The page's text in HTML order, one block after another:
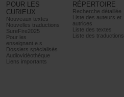
POURLES
CURIEUX
Nouveauxtextes
Nouvellestraductions
SureFire2025
Pourles
enseignant.e.s
Dossiersspécialisés
Audiovidéothèque
Liensimportants
RÉPERTOIRE
Recherchedétaillée
Listedesauteurset
autrices
Listedestextes
Listedestraductions